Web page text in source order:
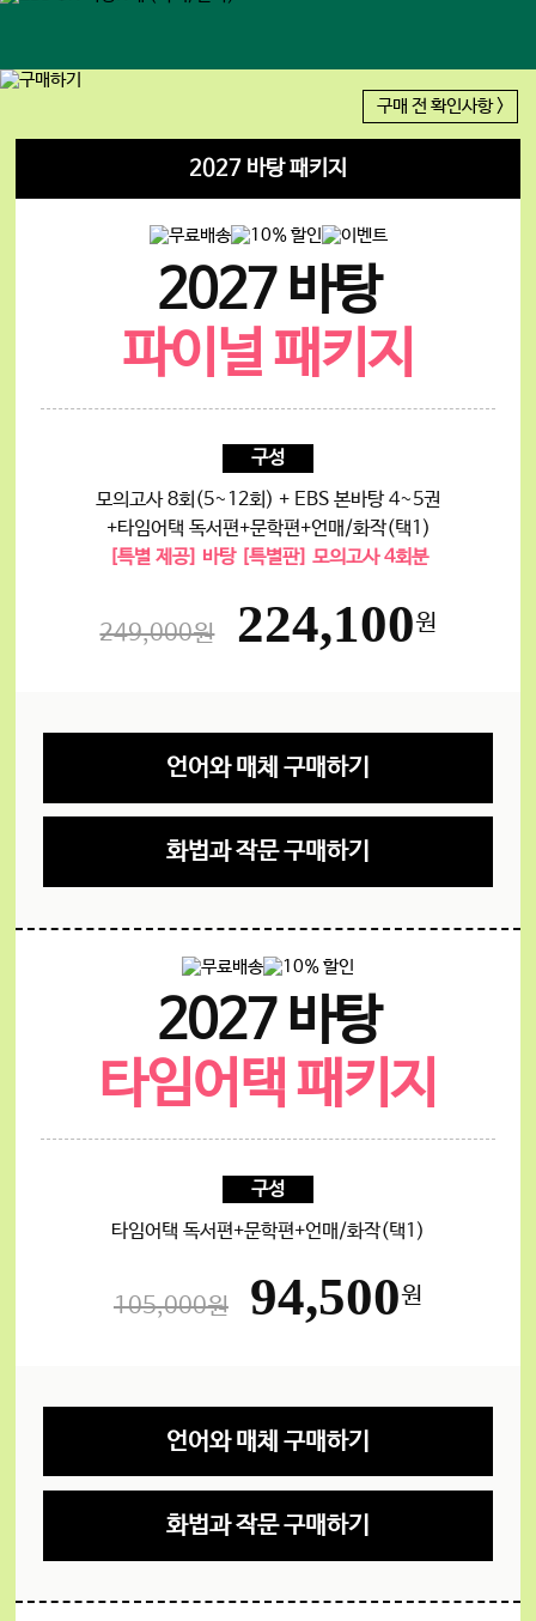
구매 전 확인사항 >
2027 바탕 패키지
2027 바탕
파이널 패키지
구성
모의고사 8회(5~12회) + EBS 본바탕 4~5권
+타임어택 독서편+문학편+언매/화작(택1)
[특별 제공] 바탕 [특별판] 모의고사 4회분
249,000원 224,100원
언어와 매체 구매하기
화법과 작문 구매하기
2027 바탕
타임어택 패키지
구성
타임어택 독서편+문학편+언매/화작(택1)
105,000원 94,500원
언어와 매체 구매하기
화법과 작문 구매하기